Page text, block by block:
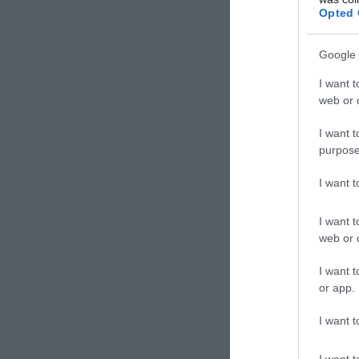
Opted
Google
I want
web or
I want
I want
I want
web or
I want
or app.
I want
ΣΧΟΛΙΑΣΤΕ